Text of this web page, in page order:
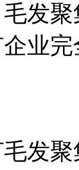
发
业
发